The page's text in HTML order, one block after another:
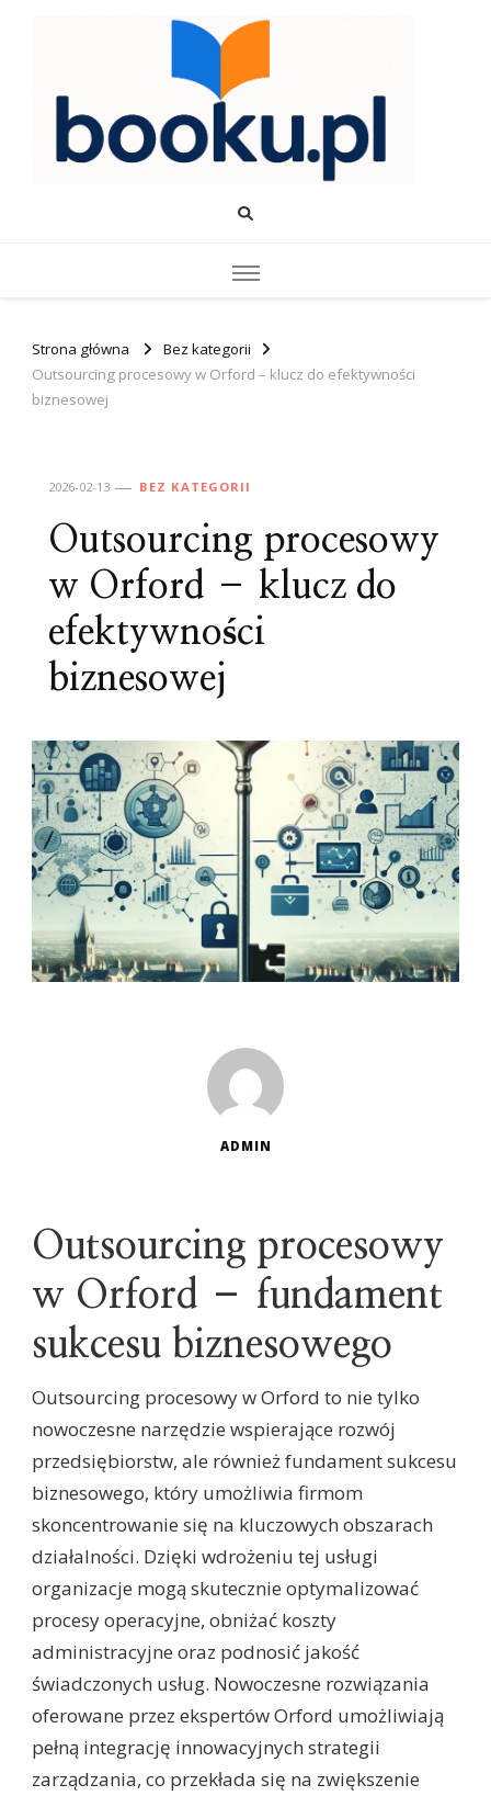
Booku.pl – Wiedza i Rozwój
Strona główna
Bez kategorii
Outsourcing procesowy w Orford – klucz do efektywności
biznesowej
2026-02-13 BEZ KATEGORII
Outsourcing procesowy
w Orford – klucz do
efektywności
biznesowej
ADMIN
Outsourcing procesowy
w Orford – fundament
sukcesu biznesowego
Outsourcing procesowy w Orford to nie tylko
nowoczesne narzędzie wspierające rozwój
przedsiębiorstw, ale również fundament sukcesu
biznesowego, który umożliwia firmom
skoncentrowanie się na kluczowych obszarach
działalności. Dzięki wdrożeniu tej usługi
organizacje mogą skutecznie optymalizować
procesy operacyjne, obniżać koszty
administracyjne oraz podnosić jakość
świadczonych usług. Nowoczesne rozwiązania
oferowane przez ekspertów Orford umożliwiają
pełną integrację innowacyjnych strategii
zarządzania, co przekłada się na zwiększenie